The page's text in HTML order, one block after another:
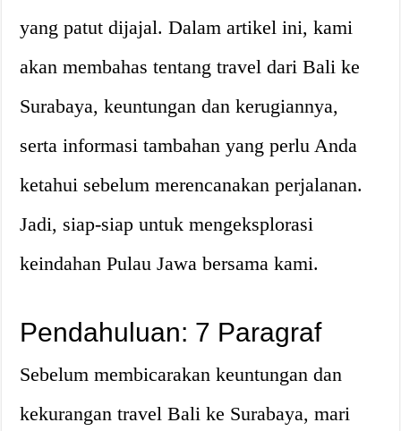
yang patut dijajal. Dalam artikel ini, kami
akan membahas tentang travel dari Bali ke
Surabaya, keuntungan dan kerugiannya,
serta informasi tambahan yang perlu Anda
ketahui sebelum merencanakan perjalanan.
Jadi, siap-siap untuk mengeksplorasi
keindahan Pulau Jawa bersama kami.
Pendahuluan: 7 Paragraf
Sebelum membicarakan keuntungan dan
kekurangan travel Bali ke Surabaya, mari